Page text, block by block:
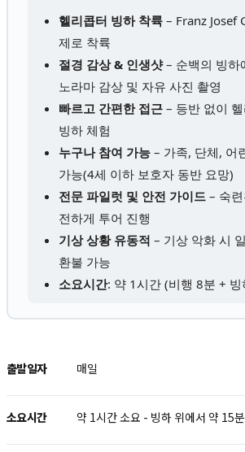
헬리콥터 빙하 착륙 – Franz Josef
제로 착륙
절경 감상 & 인생샷– 순백의 빙하
노라마 감상 및 자유 사진 촬영
빠르고 간편한 접근 – 등반 없이
빙하 체험
누구나 참여 가능 – 가족, 단체, 어
가능(4세 이하 보호자 동반 요망)
전문 파일럿 및 안전 가이드 – 숙
전하게 투어 진행
기상 상황 유동적 – 기상 악화 시
환불 가능
소요시간: 약 1시간 (비행 8분 +
출발일자 매일
소요시간 약 1시간 소요 - 빙하 위에서 약 15분